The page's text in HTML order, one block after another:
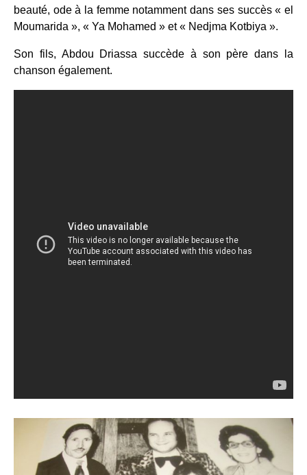
beauté, ode à la femme notamment dans ses succès « el
Moumarida », « Ya Mohamed » et « Nedjma Kotbiya ».
Son fils, Abdou Driassa succède à son père dans la
chanson également.